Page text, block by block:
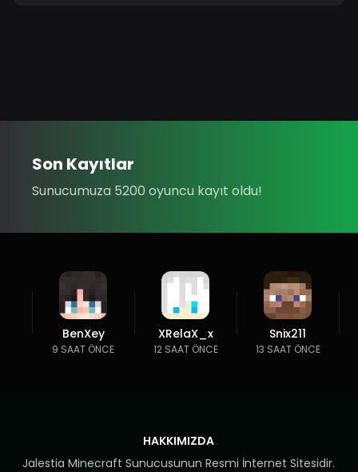
Son Kayıtlar
Sunucumuza 5200 oyuncu kayıt oldu!
BenXey
9 SAAT ÖNCE
XRelaX_x
12 SAAT ÖNCE
Snix211
13 SAAT ÖNCE
HAKKIMIZDA
Jalestia Minecraft Sunucusunun Resmi İnternet Sitesidir.